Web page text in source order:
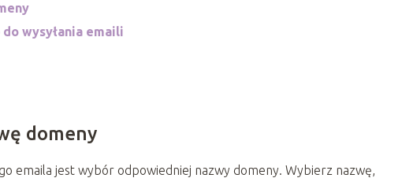
wysyłania emaili
domeny
emaila jest wybór odpowiedniej nazwy domeny. Wybierz nazwę,